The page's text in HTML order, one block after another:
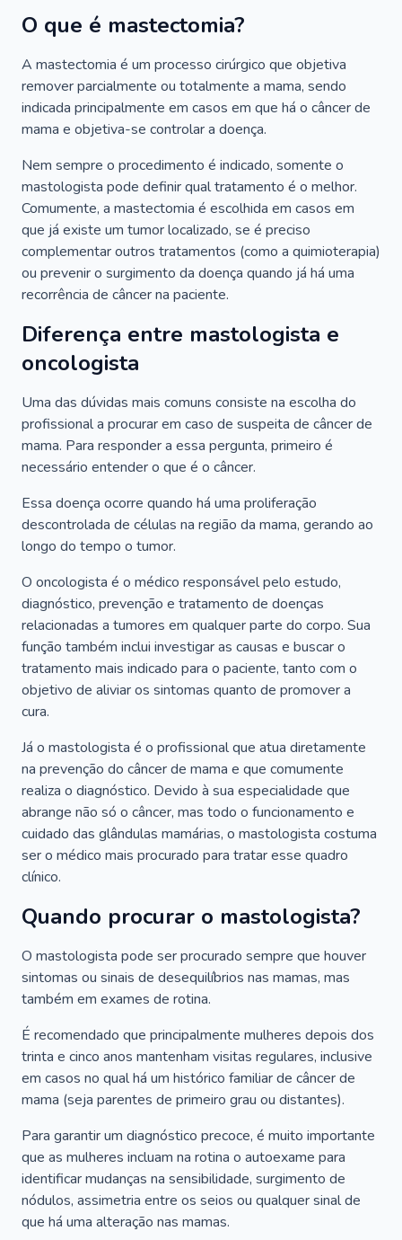
O que é mastectomia?
A mastectomia é um processo cirúrgico que objetiva
remover parcialmente ou totalmente a mama, sendo
indicada principalmente em casos em que há o câncer de
mama e objetiva-se controlar a doença.
Nem sempre o procedimento é indicado, somente o
mastologista pode definir qual tratamento é o melhor.
Comumente, a mastectomia é escolhida em casos em
que já existe um tumor localizado, se é preciso
complementar outros tratamentos (como a quimioterapia)
ou prevenir o surgimento da doença quando já há uma
recorrência de câncer na paciente.
Diferença entre mastologista e
oncologista
Uma das dúvidas mais comuns consiste na escolha do
profissional a procurar em caso de suspeita de câncer de
mama. Para responder a essa pergunta, primeiro é
necessário entender o que é o câncer.
Essa doença ocorre quando há uma proliferação
descontrolada de células na região da mama, gerando ao
longo do tempo o tumor.
O oncologista é o médico responsável pelo estudo,
diagnóstico, prevenção e tratamento de doenças
relacionadas a tumores em qualquer parte do corpo. Sua
função também inclui investigar as causas e buscar o
tratamento mais indicado para o paciente, tanto com o
objetivo de aliviar os sintomas quanto de promover a
cura.
Já o mastologista é o profissional que atua diretamente
na prevenção do câncer de mama e que comumente
realiza o diagnóstico. Devido à sua especialidade que
abrange não só o câncer, mas todo o funcionamento e
cuidado das glândulas mamárias, o mastologista costuma
ser o médico mais procurado para tratar esse quadro
clínico.
Quando procurar o mastologista?
O mastologista pode ser procurado sempre que houver
sintomas ou sinais de desequilíbrios nas mamas, mas
também em exames de rotina.
É recomendado que principalmente mulheres depois dos
trinta e cinco anos mantenham visitas regulares, inclusive
em casos no qual há um histórico familiar de câncer de
mama (seja parentes de primeiro grau ou distantes).
Para garantir um diagnóstico precoce, é muito importante
que as mulheres incluam na rotina o autoexame para
identificar mudanças na sensibilidade, surgimento de
nódulos, assimetria entre os seios ou qualquer sinal de
que há uma alteração nas mamas.